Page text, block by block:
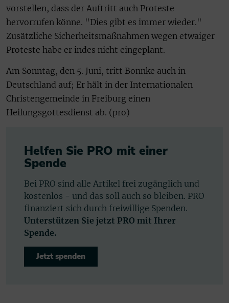
vorstellen, dass der Auftritt auch Proteste
hervorrufen könne. "Dies gibt es immer wieder."
Zusätzliche Sicherheitsmaßnahmen wegen etwaiger
Proteste habe er indes nicht eingeplant.
Am Sonntag, den 5. Juni, tritt Bonnke auch in
Deutschland auf; Er hält in der Internationalen
Christengemeinde in Freiburg einen
Heilungsgottesdienst ab. (pro)
Helfen Sie PRO mit einer
Spende
Bei PRO sind alle Artikel frei zugänglich und
kostenlos - und das soll auch so bleiben. PRO
finanziert sich durch freiwillige Spenden.
Unterstützen Sie jetzt PRO mit Ihrer
Spende.
Jetzt spenden